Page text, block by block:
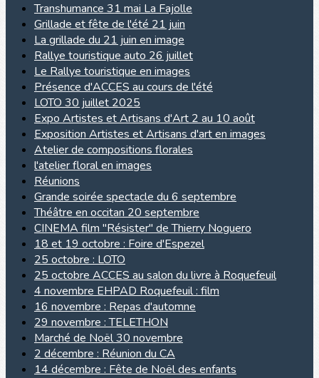
Transhumance 31 mai La Fajolle
Grillade et fête de l'été 21 juin
La grillade du 21 juin en image
Rallye touristique auto 26 juillet
Le Rallye touristique en images
Présence d'ACCES au cours de l'été
LOTO 30 juillet 2025
Expo Artistes et Artisans d'Art 2 au 10 août
Exposition Artistes et Artisans d'art en images
Atelier de compositions florales
l'atelier floral en images
Réunions
Grande soirée spectacle du 6 septembre
Théâtre en occitan 20 septembre
CINEMA film "Résister" de Thierry Noguero
18 et 19 octobre : Foire d'Espezel
25 octobre : LOTO
25 octobre ACCES au salon du livre à Roquefeuil
4 novembre EHPAD Roquefeuil : film
16 novembre : Repas d'automne
29 novembre : TELETHON
Marché de Noël 30 novembre
2 décembre : Réunion du CA
14 décembre : Fête de Noël des enfants